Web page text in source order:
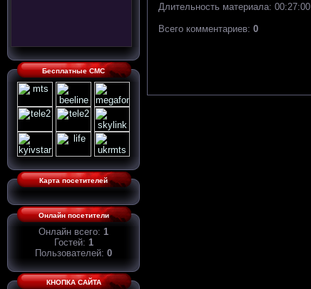
Бесплатные СМС
Карта посетителей
Онлайн посетители
Онлайн всего: 1
Гостей: 1
Пользователей: 0
КНОПКА САЙТА
Длительность материала: 00:27:00
Всего комментариев: 0